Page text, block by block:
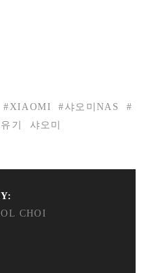
#XIAOMI #샤오미NAS
#
기 샤오미
CHOI